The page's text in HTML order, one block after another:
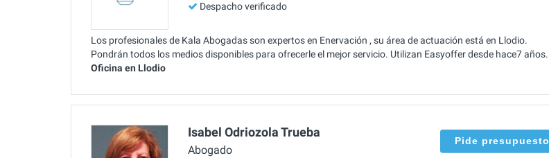
Despacho verificado
Los profesionales de Kala Abogadas son expertos en Enervación , su área de actuación está en Llodio.
Pondrán todos los medios disponibles para ofrecerle el mejor servicio. Utilizan Easyoffer desde hace7 años.
Oficina en Llodio
Isabel Odriozola Trueba
Abogado
Pide presupuesto